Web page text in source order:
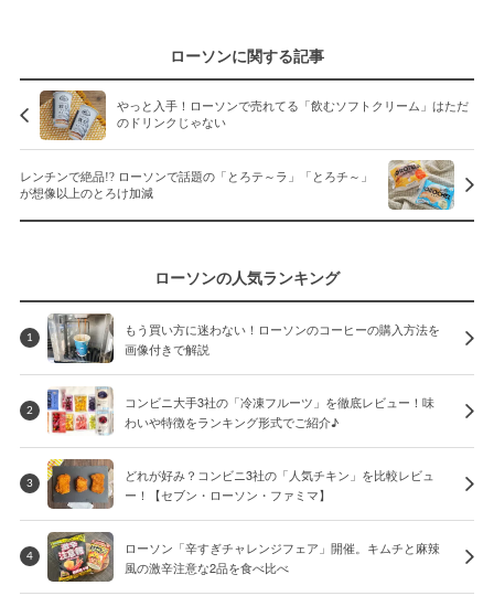
ローソンに関する記事
やっと入手！ローソンで売れてる「飲むソフトクリーム」はただ
のドリンクじゃない
レンチンで絶品!? ローソンで話題の「とろテ～ラ」「とろチ～」
が想像以上のとろけ加減
ローソンの人気ランキング
1
もう買い方に迷わない！ローソンのコーヒーの購入方法を
画像付きで解説
2
コンビニ大手3社の「冷凍フルーツ」を徹底レビュー！味
わいや特徴をランキング形式でご紹介♪
3
どれが好み？コンビニ3社の「人気チキン」を比較レビュ
ー！【セブン・ローソン・ファミマ】
4
ローソン「辛すぎチャレンジフェア」開催。キムチと麻辣
風の激辛注意な2品を食べ比べ